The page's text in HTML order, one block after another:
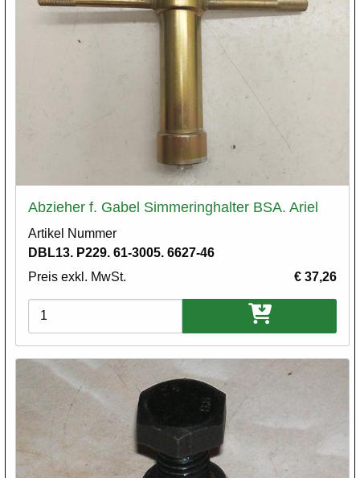
Abzieher f. Gabel Simmeringhalter BSA. Ariel
Artikel Nummer
DBL13. P229. 61-3005. 6627-46
Preis exkl. MwSt.
€ 37,26
Varianten